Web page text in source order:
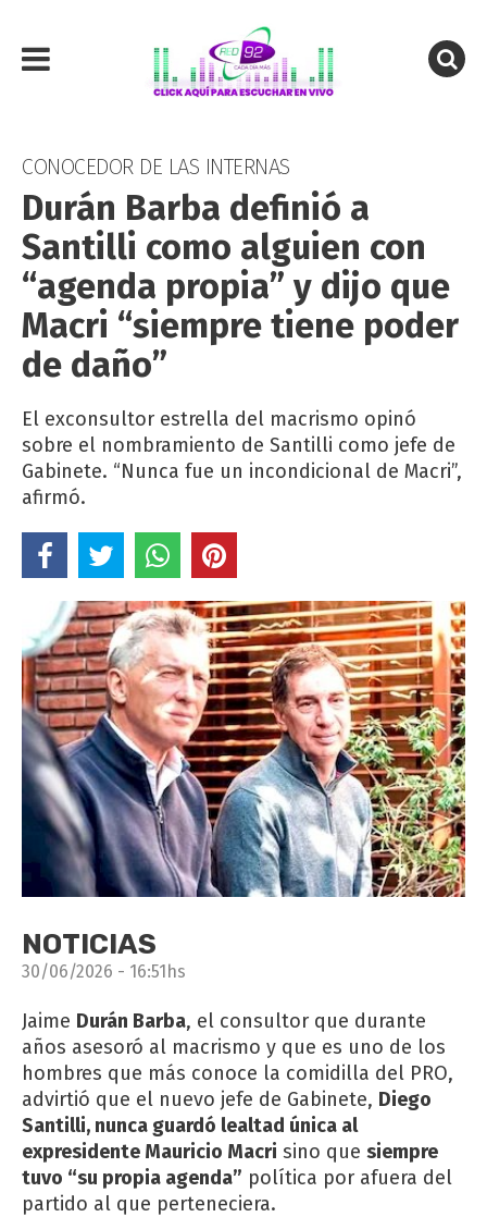
CONOCEDOR DE LAS INTERNAS
Durán Barba definió a
Santilli como alguien con
“agenda propia” y dijo que
Macri “siempre tiene poder
de daño”
El exconsultor estrella del macrismo opinó
sobre el nombramiento de Santilli como jefe de
Gabinete. “Nunca fue un incondicional de Macri”,
afirmó.
NOTICIAS
30/06/2026 - 16:51hs
Jaime Durán Barba, el consultor que durante
años asesoró al macrismo y que es uno de los
hombres que más conoce la comidilla del PRO,
advirtió que el nuevo jefe de Gabinete, Diego
Santilli, nunca guardó lealtad única al
expresidente Mauricio Macri sino que siempre
tuvo “su propia agenda” política por afuera del
partido al que perteneciera.